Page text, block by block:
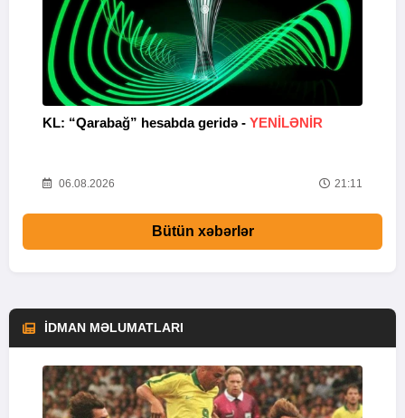
KL: “Qarabağ” hesabda geridə - YENİLƏNİR
06.08.2026 21:11
Bütün xəbərlər
İDMAN MƏLUMATLARI